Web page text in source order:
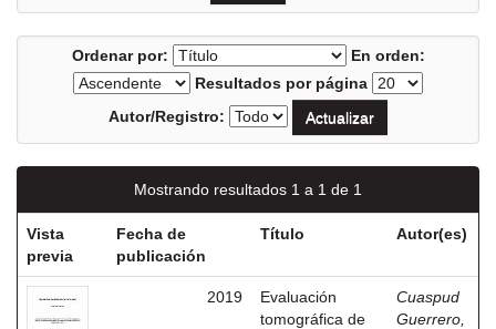
Ordenar por:
En orden:
Resultados por página
Autor/Registro:
Mostrando resultados 1 a 1 de 1
Vista
previa
Fecha de
publicación
Título Autor(es)
2019
Evaluación
tomográfica de
Cuaspud
Guerrero,